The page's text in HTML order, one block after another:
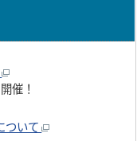
催！
ついて